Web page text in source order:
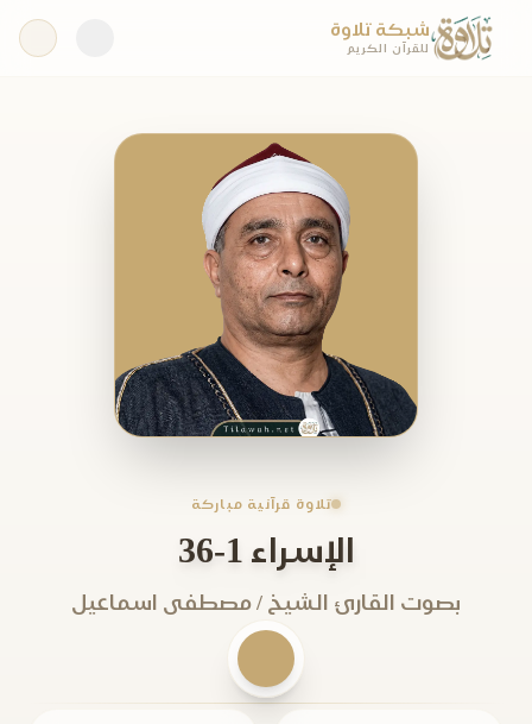
شبكة تلاوة
للقرآن الكريم
تلاوة قرآنية مباركة
الإسراء 1-36
بصوت القارئ الشيخ / مصطفى اسماعيل